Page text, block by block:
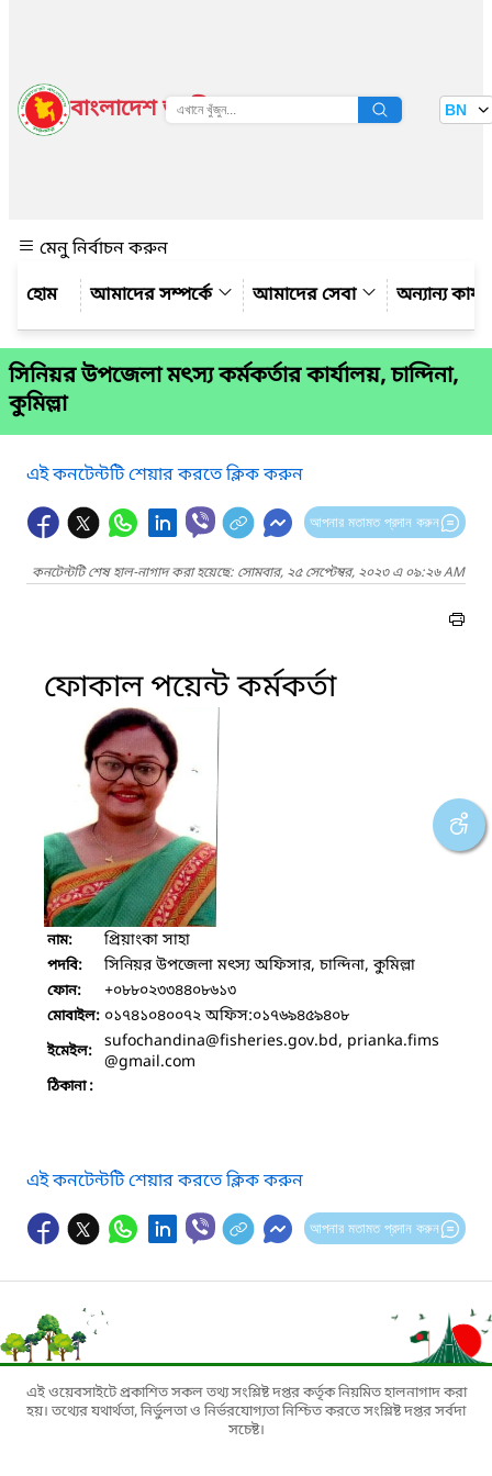
বাংলাদেশ জাতীয় তথ্য বাতায়ন BN
মেনু নির্বাচন করুন
আমাদের সম্পর্কে
আমাদের সেবা অন্যান্য
সিনিয়র উপজেলা মৎস্য কর্মকর্তার কার্যালয়, চান্দিনা,
কুমিল্লা
এই কনটেন্টটি শেয়ার করতে ক্লিক করুন
আপনার মতামত প্রদান করুন
কনটেন্টটি শেষ হাল-নাগাদ করা হয়েছে: সোমবার, ২৫ সেপ্টেম্বর, ২০২৩ এ ০৯:২৬ AM
ফোকাল পয়েন্ট কর্মকর্তা
নাম: প্রিয়াংকা সাহা
পদবি: সিনিয়র উপজেলা মৎস্য অফিসার, চান্দিনা, কুমিল্লা
ফোন: +০৮৮০২৩৩৪৪০৮৬১৩
মোবাইল: ০১৭৪১০৪০০৭২ অফিস:০১৭৬৯৪৫৯৪০৮
ইমেইল: sufochandina@fisheries.gov.bd, prianka.fims
@gmail.com
ঠিকানা :
এই কনটেন্টটি শেয়ার করতে ক্লিক করুন
আপনার মতামত প্রদান করুন
এই ওয়েবসাইটে প্রকাশিত সকল তথ্য সংশ্লিষ্ট দপ্তর কর্তৃক নিয়মিত হালনাগাদ করা
হয়। তথ্যের যথার্থতা, নির্ভুলতা ও নির্ভরযোগ্যতা নিশ্চিত করতে সংশ্লিষ্ট দপ্তর সর্বদা
সচেষ্ট।